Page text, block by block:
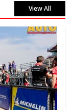
View All